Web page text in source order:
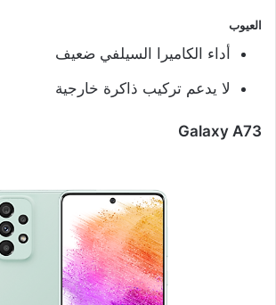
العيوب
أداء الكاميرا السيلفي ضعيف
لا يدعم تركيب ذاكرة خارجية
Galaxy A73